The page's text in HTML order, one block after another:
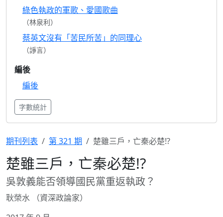
綠色執政的軍歌、愛國歌曲
（林泉利）
蔡英文沒有「苦民所苦」的同理心
（諍言）
編後
編後
字數統計
期刊列表 第 321 期 楚雖三戶，亡秦必楚!?
楚雖三戶，亡秦必楚!?
吳敦義能否領導國民黨重返執政？
耿榮水 （資深政論家）